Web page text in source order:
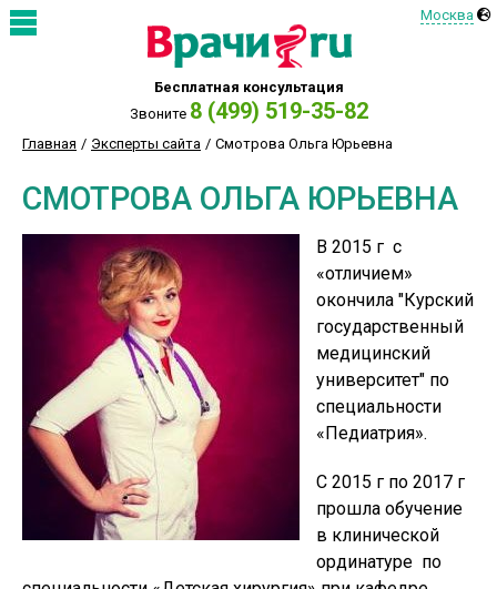
Бесплатная консультация
Звоните 8 (499) 519-35-82
Москва
Главная Эксперты сайта Смотрова Ольга Юрьевна
СМОТРОВА ОЛЬГА ЮРЬЕВНА
В 2015 г с
«отличием»
окончила "Курский
государственный
медицинский
университет" по
специальности
«Педиатрия».
С 2015 г по 2017 г
прошла обучение
в клинической
ординатуре по